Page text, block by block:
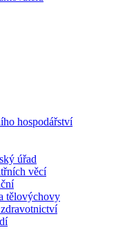
hospodářství
úřad
věcí
tělovýchovy